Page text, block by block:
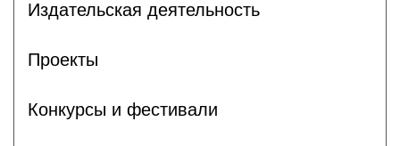
Издательская деятельность
Проекты
Конкурсы и фестивали